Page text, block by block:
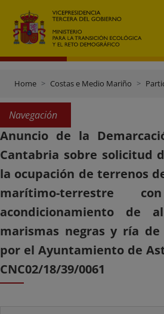
Home Costas e Medio Mariño
Navegación
Anuncio de la
Cantabria sobre solicitud
la ocupación de terrenos
marítimo-terrestre
acondicionamiento de
marismas negras y ría de
por el Ayuntamiento de
CNC02/18/39/0061